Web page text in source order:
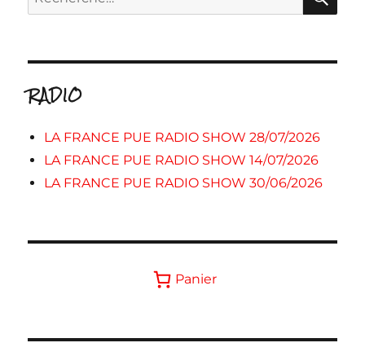
pour :
RADIO
LA FRANCE PUE RADIO SHOW 28/07/2026
LA FRANCE PUE RADIO SHOW 14/07/2026
LA FRANCE PUE RADIO SHOW 30/06/2026
Panier